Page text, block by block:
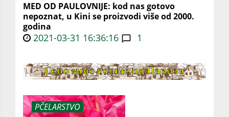
MED OD PAULOVNIJE: kod nas gotovo
nepoznat, u Kini se proizvodi više od 2000.
godina
2021-03-31 16:36:16 1
PČELARSTVO